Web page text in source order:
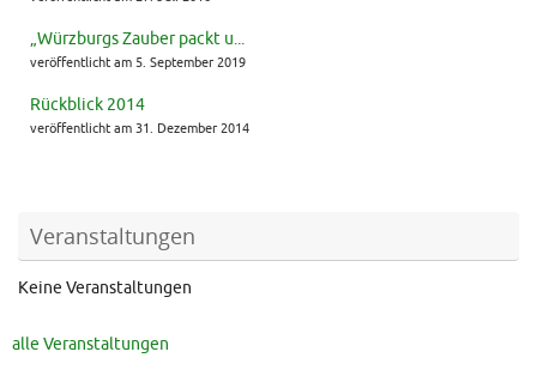
„Würzburgs Zauber packt u...
veröffentlicht am 5. September 2019
Rückblick 2014
veröffentlicht am 31. Dezember 2014
Veranstaltungen
Keine Veranstaltungen
alle Veranstaltungen